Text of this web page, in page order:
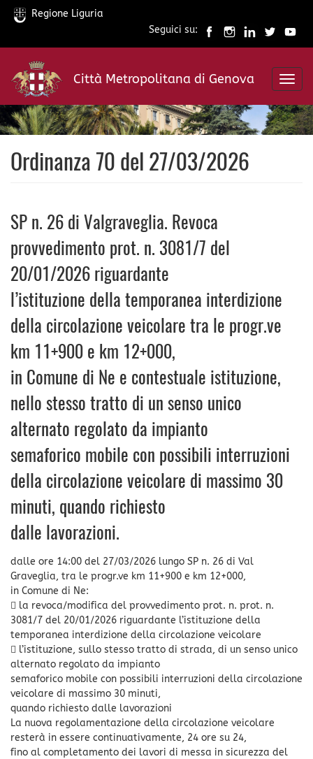
Salta
contenuto
principale
Regione Liguria
Seguici su:
Città Metropolitana di Genova
Ordinanza 70 del 27/03/2026
SP n. 26 di Valgraveglia. Revoca
provvedimento prot. n. 3081/7 del
20/01/2026 riguardante
l’istituzione della temporanea interdizione
della circolazione veicolare tra le progr.ve
km 11+900 e km 12+000,
in Comune di Ne e contestuale istituzione,
nello stesso tratto di un senso unico
alternato regolato da impianto
semaforico mobile con possibili interruzioni
della circolazione veicolare di massimo 30
minuti, quando richiesto
dalle lavorazioni.
dalle ore 14:00 del 27/03/2026 lungo SP n. 26 di Val
Graveglia, tra le progr.ve km 11+900 e km 12+000,
in Comune di Ne:
 la revoca/modifica del provvedimento prot. n. prot. n.
3081/7 del 20/01/2026 riguardante l’istituzione della
temporanea interdizione della circolazione veicolare
 l’istituzione, sullo stesso tratto di strada, di un senso unico
alternato regolato da impianto
semaforico mobile con possibili interruzioni della circolazione
veicolare di massimo 30 minuti,
quando richiesto dalle lavorazioni
La nuova regolamentazione della circolazione veicolare
resterà in essere continuativamente, 24 ore su 24,
fino al completamento dei lavori di messa in sicurezza del